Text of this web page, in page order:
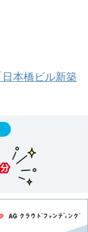
本橋ビル新築